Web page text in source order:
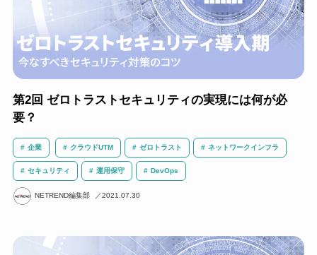
第2回 ゼロトラストセキュリティの実現には何が必
要？
企業 クラウドUTM ゼロトラスト ネットワークインフラ
セキュリティ 運用保守 DevOps
NETREND編集部 2021.07.30